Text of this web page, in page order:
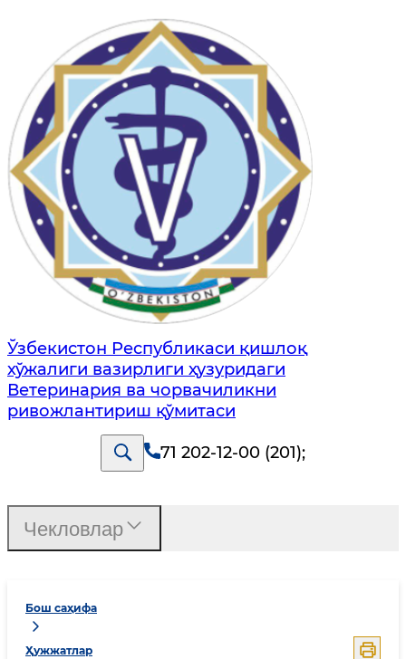
Ўзбекистон Республикаси қишлоқ
хўжалиги вазирлиги ҳузуридаги
Ветеринария ва чорвачиликни
ривожлантириш қўмитаси
71 202-12-00 (201);
Бош саҳифа
Ҳужжатлар
Чекловлар